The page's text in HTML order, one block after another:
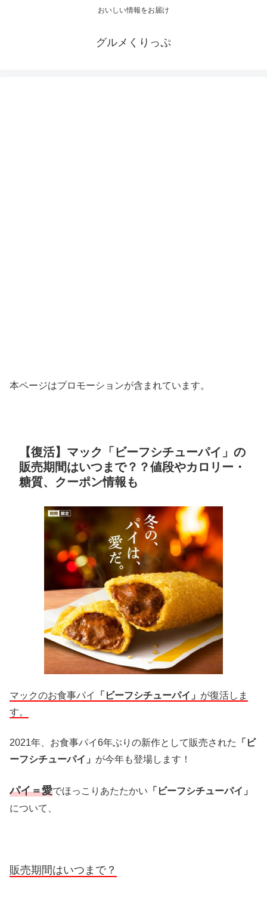
おいしい情報をお届け
グルメくりっぷ
本ページはプロモーションが含まれています。
【復活】マック「ビーフシチューパイ」の
販売期間はいつまで？？値段やカロリー・
糖質、クーポン情報も
マックのお食事パイ 「ビーフシチューパイ」 が復活しま
す。
2021年、お食事パイ6年ぶりの新作として販売された
「ビ
ーフシチューパイ」 が今年も登場します！
パイ＝愛でほっこりあたたかい 「ビーフシチューパイ」
について、
販売期間はいつまで？